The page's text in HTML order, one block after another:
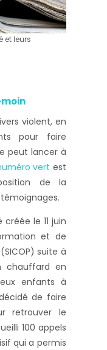
et leurs
violent, en
pour faire
peut lancer à
vert est
de la
le 11 juin
et de
suite à
chauffard en
enfants à
de faire
retrouver le
100 appels
qui a permis